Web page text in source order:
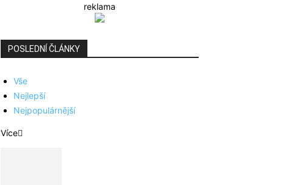
reklama
POSLEDNÍ ČLÁNKY
Vše
Nejlepší
Nejpopulárnější
Více